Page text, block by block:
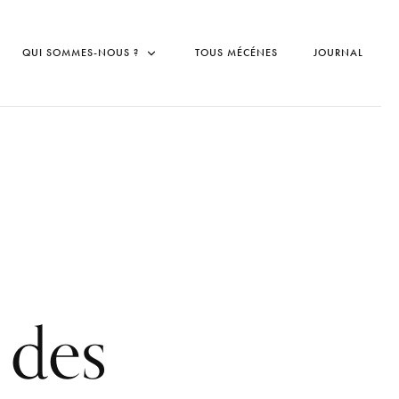
QUI SOMMES-NOUS ? TOUS MÉCÉNES JOURNAL